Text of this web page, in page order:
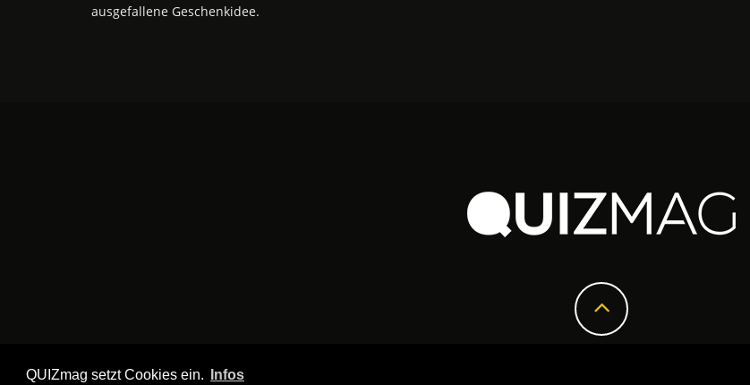
QUIZmag setzt Cookies ein. Infos
ausgefallene Geschenkidee.